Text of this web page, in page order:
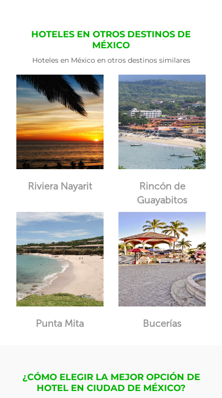
HOTELES EN OTROS DESTINOS DE
MÉXICO
Hoteles en México en otros destinos similares
Riviera Nayarit
Rincón de
Guayabitos
Punta Mita Bucerías
¿CÓMO ELEGIR LA MEJOR OPCIÓN DE
HOTEL EN CIUDAD DE MÉXICO?